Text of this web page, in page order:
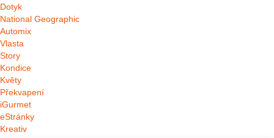
Dotyk
National Geographic
Automix
Vlasta
Story
Kondice
Květy
Překvapení
iGurmet
eStránky
Kreativ